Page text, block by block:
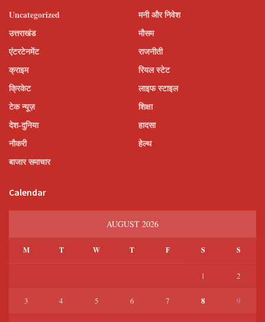
Uncategorized
उत्तराखंड
एंटरटेनमेंट
क्राइम
क्रिकेट
टेक न्यूज़
देश-दुनिया
नौकरी
बाजार समाचार
मनी और निवेश
मौसम
राजनीती
रियल स्टेट
लाइफ स्टाइल
शिक्षा
हादसा
हेल्थ
Calendar
AUGUST 2026
M T W T F S S
1 2
3 4 5 6 7 8 9